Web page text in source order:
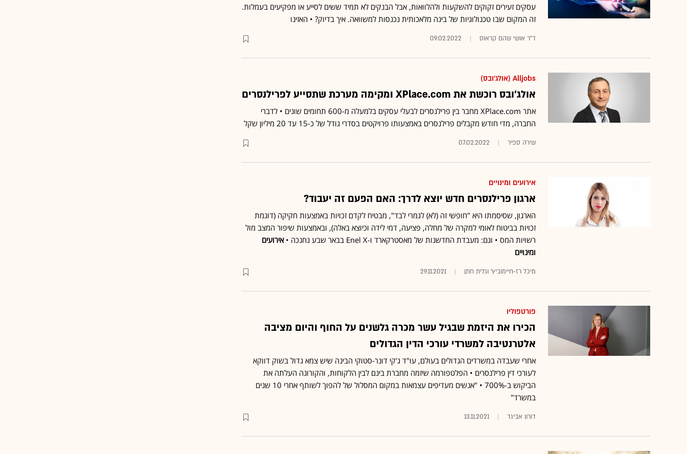
עסקים זעירים זקוקים להשקעות ולהלוואות, אבל הבנקים לא תמיד ששים לסייע או מפקיעים בעמלות.
זה המקום שבו טכנולוגיות של בינה מלאכותית נכנסות למשוואה. איך בדיוק? • האזינו
ד"ר אושי שהם קראוס 09.02.2022
Alljobs (אולג'ובס)
אולג'ובס רוכשת את XPlace.com ומקימה מערכת שתסייע לפרילנסרים
אתר XPlace.com מחבר בין פרילנסרים לבעלי עסקים בלמעלה מ-600 תחומים שונים • לדברי
החברה, מדי חודש מקבלים פרילנסרים באמצעותו פרויקטים בסדרי גודל של כ-15 עד 20 מיליון שקל
שירה ספיר 07.02.2022
אירועים ומינויים
ארגון פרילנסרים חדש יוצא לדרך: האם הפעם זה יעבוד?
הארגון, שסיסמתו היא "חופשי זה (לא) לגמרי לבד", מבטיח לקדם זכויות באמצעות חקיקה (דוגמת
זכויות בביטוח לאומי למקרה של מחלה, פציעה, דמי לידה וכיוצא באלה), ובאמצעות שיפור המצב מול
רשויות המס • וגם: מעבדת החדשנות של מאסטרקארד ו-Enel X בבאר שבע נחנכה •
אירועים
ומינויים
מיכל רז-חיימוביץ' וגלית חתן 29.11.2021
פורטפוליו
הכירו את היזמת שבגיל עשר מכרה גלשנים על החוף והיום מציבה
אלטרנטיבה למשרדי עורכי הדין הגדולים
אחרי שעבדה במשרדים הגדולים בעולם, עו"ד ג'קי דונר-סטוקי הבינה שיש צמא גדול בשוק דווקא
לעורכי דין פרילנסרים • הפלטפורמה שיזמה מחברת בינם לבין הלקוחות, והקורונה העלתה את
הביקוש ב-700% • "אנשים מעדיפים עצמאות במקום המסלול של להפוך לשותף אחרי 10 שנים
במשרד"
דורון אביגד 13.11.2021